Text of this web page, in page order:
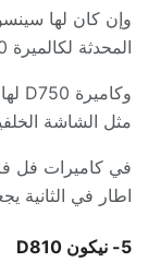
وإن كان لها
المحدثة لكالميرة
وكاميرة
مثل الشاشة
في كاميرات فل
اطار في الثانية
5- نيكون